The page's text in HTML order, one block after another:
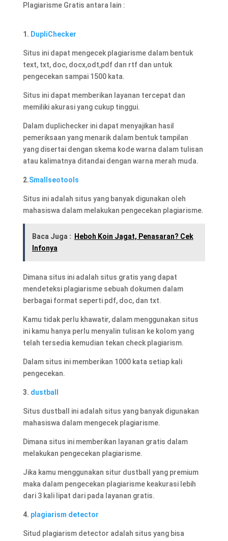
Plagiarisme Gratis antara lain :
1. DupliChecker
Situs ini dapat mengecek plagiarisme dalam bentuk
text, txt, doc, docx,odt,pdf dan rtf dan untuk
pengecekan sampai 1500 kata.
Situs ini dapat memberikan layanan tercepat dan
memiliki akurasi yang cukup tinggui.
Dalam duplichecker ini dapat menyajikan hasil
pemeriksaan yang menarik dalam bentuk tampilan
yang disertai dengan skema kode warna dalam tulisan
atau kalimatnya ditandai dengan warna merah muda.
2.Smallseotools
Situs ini adalah situs yang banyak digunakan oleh
mahasiswa dalam melakukan pengecekan plagiarisme.
Baca Juga :
Heboh Koin Jagat, Penasaran? Cek
Infonya
Dimana situs ini adalah situs gratis yang dapat
mendeteksi plagiarisme sebuah dokumen dalam
berbagai format seperti pdf, doc, dan txt.
Kamu tidak perlu khawatir, dalam menggunakan situs
ini kamu hanya perlu menyalin tulisan ke kolom yang
telah tersedia kemudian tekan check plagiarism.
Dalam situs ini memberikan 1000 kata setiap kali
pengecekan.
3. dustball
Situs dustball ini adalah situs yang banyak digunakan
mahasiswa dalam mengecek plagiarisme.
Dimana situs ini memberikan layanan gratis dalam
melakukan pengecekan plagiarisme.
Jika kamu menggunakan situr dustball yang premium
maka dalam pengecekan plagiarisme keakurasi lebih
dari 3 kali lipat dari pada layanan gratis.
4. plagiarism detector
Situd plagiarism detector adalah situs yang bisa